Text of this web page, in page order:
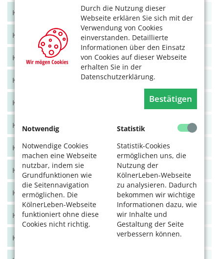
Durch die Nutzung dieser
Webseite erklären Sie sich mit der
Verwendung von Cookies
einverstanden. Detaillierte
Informationen über den Einsatz
von Cookies auf dieser Webseite
erhalten Sie in der
Datenschutzerklärung.
Bestätigen
Notwendig
Notwendige Cookies
machen eine Webseite
nutzbar, indem sie
Grundfunktionen wie
die Seitennavigation
ermöglichen. Die
KölnerLeben-Webseite
funktioniert ohne diese
Cookies nicht richtig.
Statistik
Statistik-Cookies
ermöglichen uns, die
Nutzung der
KölnerLeben-Webseite
zu analysieren. Dadurch
bekommen wir wichtige
Informationen dazu, wie
wir Inhalte und
Gestaltung der Seite
verbessern können.
KölnerLeben Okt/Nov 2021
KölnerLeben Aug/Sept 2021
KölnerLeben Juni/Juli 2021
KölnerLeben April/Mai 2021
KölnerLeben Feb/März 2021
KölnerLeben Dez 20/Jan 21
KölnerLeben Okt/Nov 2020
KölnerLeben Aug/Sept 2020
KölnerLeben Juni/Juli 2020
KölnerLeben April/Mai 2020
KölnerLeben Feb/März 2020